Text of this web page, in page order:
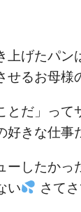
上げたパ
るお母様
とだ」っ
きな仕事
ーしたかっ
い
さて